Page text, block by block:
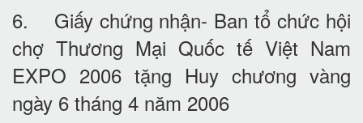
6. Giấy chứng nhận- Ban tổ chức hội
chợ Thương Mại Quốc tế Việt Nam
EXPO 2006 tặng Huy chương vàng
ngày 6 tháng 4 năm 2006